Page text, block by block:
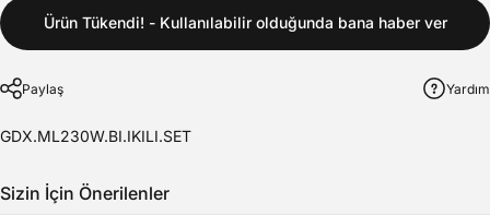
Ürün Tükendi! - Kullanılabilir olduğunda bana haber ver
Paylaş Yardım
GDX.ML230W.BI.IKILI.SET
Sizin İçin Önerilenler